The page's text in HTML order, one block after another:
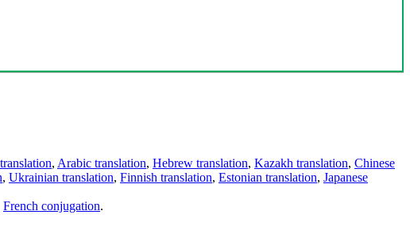
, Arabic translation, Hebrew translation, Kazakh translation, Chinese
, Ukrainian translation, Finnish translation, Estonian translation, Japanese
French conjugation.